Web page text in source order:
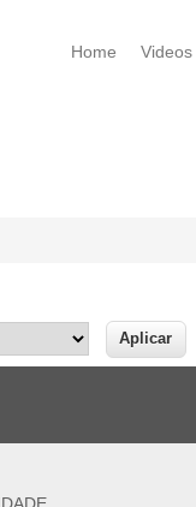
Home Videos